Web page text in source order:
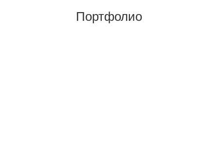
Портфолио